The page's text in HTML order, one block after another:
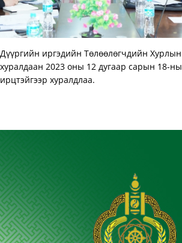
Дүүргийн иргэдийн Төлөөлөгчдийн Хурлын
хуралдаан 2023 оны 12 дугаар сарын 18-
ирцтэйгээр хуралдлаа.